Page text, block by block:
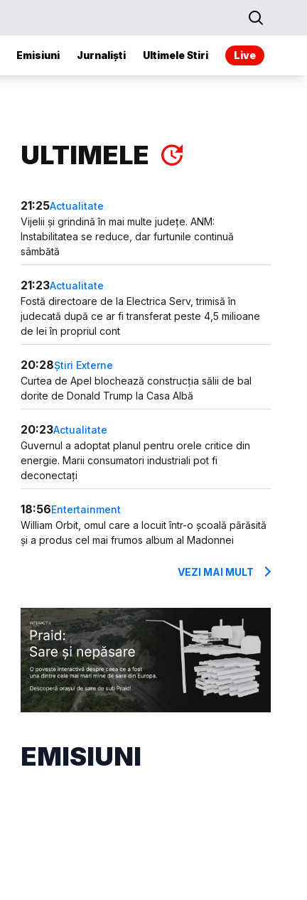
Emisiuni Jurnaliști Ultimele Stiri Live
ULTIMELE
21:25Actualitate
Vijelii și grindină în mai multe județe. ANM:
Instabilitatea se reduce, dar furtunile continuă
sâmbătă
21:23Actualitate
Fostă directoare de la Electrica Serv, trimisă în
judecată după ce ar fi transferat peste 4,5 milioane
de lei în propriul cont
20:28Știri Externe
Curtea de Apel blochează construcția sălii de bal
dorite de Donald Trump la Casa Albă
20:23Actualitate
Guvernul a adoptat planul pentru orele critice din
energie. Marii consumatori industriali pot fi
deconectați
18:56Entertainment
William Orbit, omul care a locuit într-o școală părăsită
și a produs cel mai frumos album al Madonnei
VEZI MAI MULT
EMISIUNI